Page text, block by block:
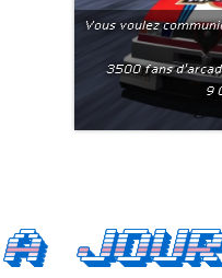
Vous voulez
3500 fans
9
a jour